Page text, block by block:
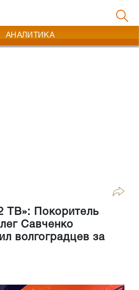
АНАЛИТИКА
ТВ»: Покоритель
Савченко
волгоградцев за